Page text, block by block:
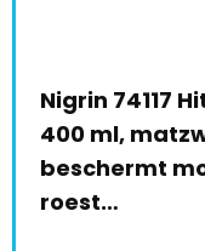
ml,
Dupli-
ml,